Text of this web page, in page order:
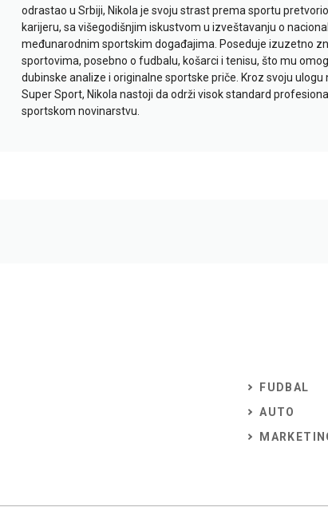
odrastao u Srbiji, Nikola je svoju strast prema sportu
karijeru, sa višegodišnjim iskustvom u izveštavanju o
međunarodnim sportskim događajima. Poseduje izuzetno
sportovima, posebno o fudbalu, košarci i tenisu, što mu
dubinske analize i originalne sportske priče. Kroz svoju ulogu
Super Sport, Nikola nastoji da održi visok standard
sportskom novinarstvu.
FUDBAL
AUTO